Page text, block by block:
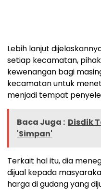
Lebih lanjut
setiap kecamatan,
kewenangan bagi
kecamatan untuk
menjadi tempat
Baca Juga : Disdik
'Simpan'
Terkait hal itu, dia
dijual kepada
harga di gudang yang